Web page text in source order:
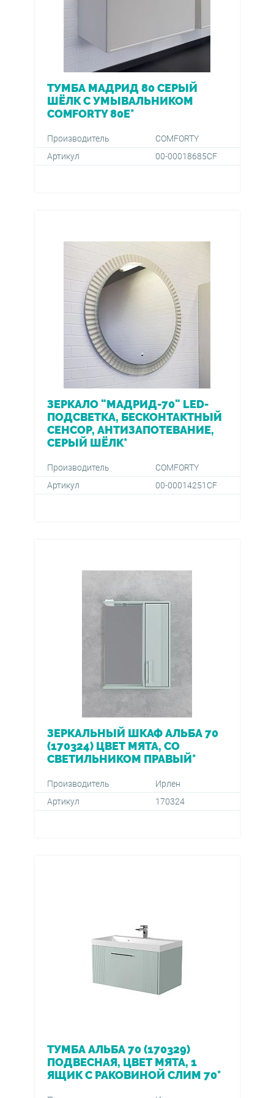
ТУМБА МАДРИД 80 СЕРЫЙ
ШЁЛК C УМЫВАЛЬНИКОМ
COMFORTY 80E*
Производитель
COMFORTY
Артикул
00-00018685CF
ЗЕРКАЛО "МАДРИД-70" LED-
ПОДСВЕТКА, БЕСКОНТАКТНЫЙ
СЕНСОР, АНТИЗАПОТЕВАНИЕ,
СЕРЫЙ ШЁЛК*
Производитель
COMFORTY
Артикул
00-00014251CF
ЗЕРКАЛЬНЫЙ ШКАФ АЛЬБА 70
(170324) ЦВЕТ МЯТА, СО
СВЕТИЛЬНИКОМ ПРАВЫЙ*
Производитель
Ирлен
Артикул
170324
ТУМБА АЛЬБА 70 (170329)
ПОДВЕСНАЯ, ЦВЕТ МЯТА, 1
ЯЩИК С РАКОВИНОЙ СЛИМ 70*